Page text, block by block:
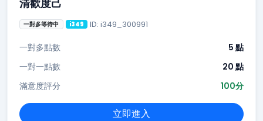
清歡度己
一對多等待中 i349 ID: i349_300991
一對多點數
5 點
一對一點數
20 點
滿意度評分
100分
立即進入